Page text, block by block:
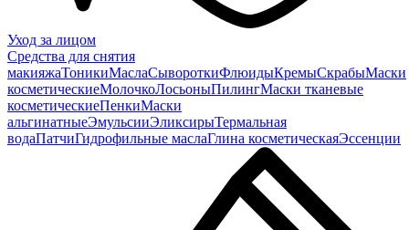
Уход за лицом
Средства для снятия
макияжаТоникиМаслаСывороткиФлюидыКремыСкрабыМаски
косметическиеМолочкоЛосьоныПилингМаски тканевые
косметическиеПенкиМаски
альгинатныеЭмульсииЭликсирыТермальная
водаПатчиГидрофильные маслаГлина косметическаяЭссенции